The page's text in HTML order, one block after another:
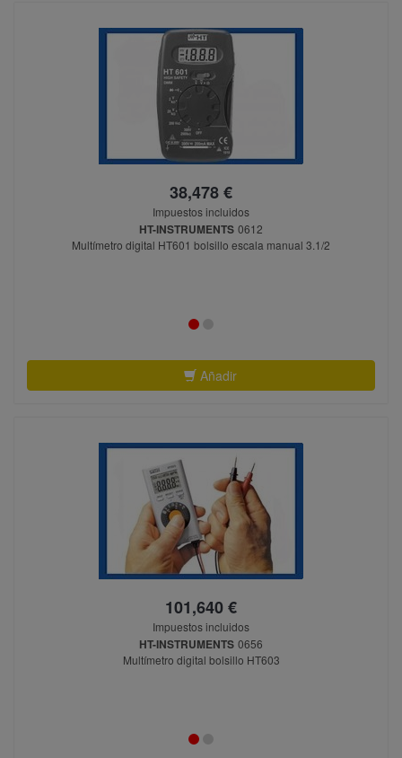
38,478 €
Impuestos incluidos
HT-INSTRUMENTS 0612
Multímetro digital HT601 bolsillo escala manual 3.1/2
Añadir
101,640 €
Impuestos incluidos
HT-INSTRUMENTS 0656
Multímetro digital bolsillo HT603